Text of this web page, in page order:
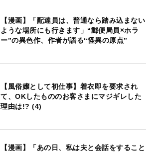
【漫画】「配達員は、普通なら踏み込まない
ような場所にも行きます」“郵便局員×ホラ
ー”の異色作、作者が語る“怪異の原点”
【風俗嬢として初仕事】着衣即を要求され
て、OKしたもののお客さまにマジギレした
理由は!? (4)
【漫画】「あの日、私は夫と会話をすること